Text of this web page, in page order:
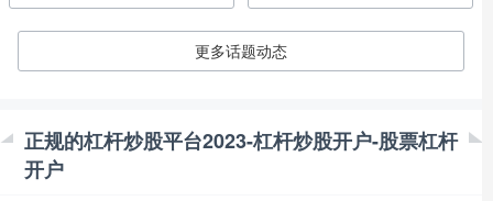
更多话题动态
正规的杠杆炒股平台2023-杠杆炒股开户-股票杠杆
开户